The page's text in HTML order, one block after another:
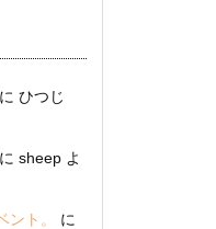
に ひつじ
に sheep よ
ト。
に